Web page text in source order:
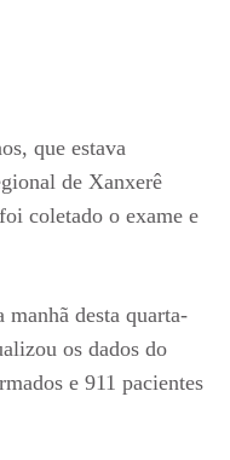
que estava
de Xanxerê
coletado o exame e
manhã desta quarta-
os dados do
e 911 pacientes